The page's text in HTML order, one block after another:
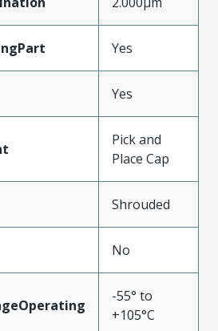
Yes
Yes
Pick and
Place Cap
Shrouded
No
-55° to
+105°C